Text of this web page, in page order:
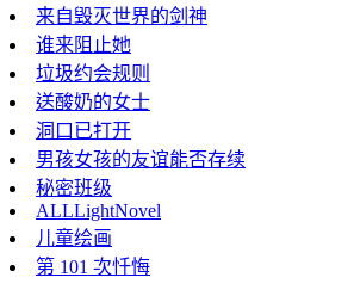
来自毁灭世界的剑神
谁来阻止她
垃圾约会规则
送酸奶的女士
洞口已打开
男孩女孩的友谊能否存续
秘密班级
ALLLightNovel
儿童绘画
第 101 次忏悔